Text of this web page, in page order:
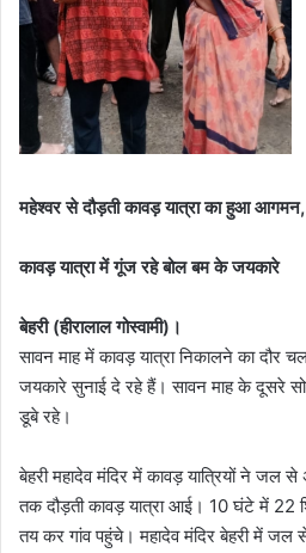
महेश्वर से दौड़ती कावड़ यात्रा का हुआ
कावड़ यात्रा में गूंज रहे बोल बम के जयकारे
बेहरी (हीरालाल गोस्वामी)।
सावन माह में कावड़ यात्रा निकालने का दौर
जयकारे सुनाई दे रहे हैं। सावन माह के दूसरे
डूबे रहे।
बेहरी महादेव मंदिर में कावड़ यात्रियों ने जल
तक दौड़ती कावड़ यात्रा आई। 10 घंटे में 22
तय कर गांव पहुंचे। महादेव मंदिर बेहरी में